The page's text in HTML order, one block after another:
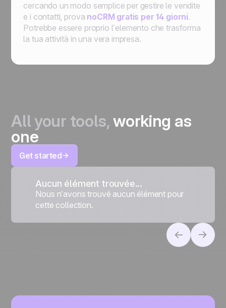
cercando un modo semplice per gestire le vendite
e i contatti, prova noCRM gratis per 14 giorni.
Potrebbe essere proprio l’elemento che trasforma
la tua attività in una vera impresa.
All your tools,working as
one
Get started
Aucun élément trouvée...
Nous n’avons trouvé aucun élément pour
cette collection.